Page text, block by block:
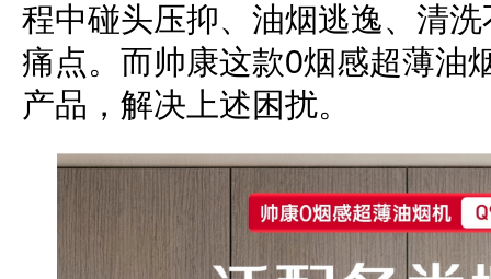
程中碰头压抑、油烟逃逸、清
痛点。而帅康这款0烟感超薄油
产品，解决上述困扰。